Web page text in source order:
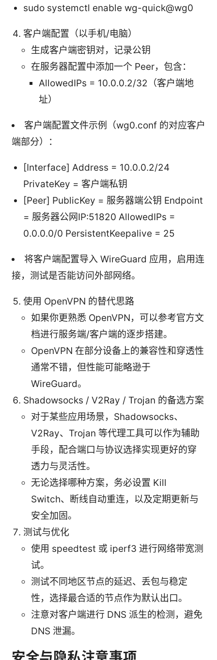
sudo systemctl enable wg-quick@wg0
客户端配置（以手机/电脑）
生成客户端密钥对，记录公钥
在服务器配置中添加一个 Peer，包含：
AllowedIPs = 10.0.0.2/32（客户端地
址）
客户端配置文件示例（wg0.conf 的对应客户
端部分）：
[Interface] Address = 10.0.0.2/24
PrivateKey = 客户端私钥
[Peer] PublicKey = 服务器端公钥 Endpoint
= 服务器公网IP:51820 AllowedIPs =
0.0.0.0/0 PersistentKeepalive = 25
将客户端配置导入 WireGuard 应用，启用连
接，测试是否能访问外部网络。
使用 OpenVPN 的替代思路
如果你更熟悉 OpenVPN，可以参考官方文
档进行服务端/客户端的逐步搭建。
OpenVPN 在部分设备上的兼容性和穿透性
通常不错，但性能可能略逊于
WireGuard。
Shadowsocks / V2Ray / Trojan 的备选方案
对于某些应用场景，Shadowsocks、
V2Ray、Trojan 等代理工具可以作为辅助
手段，配合端口与协议选择实现更好的穿
透力与灵活性。
无论选择哪种方案，务必设置 Kill
Switch、断线自动重连，以及定期更新与
安全加固。
测试与优化
使用 speedtest 或 iperf3 进行网络带宽测
试。
测试不同地区节点的延迟、丢包与稳定
性，选择最合适的节点作为默认出口。
注意对客户端进行 DNS 派生的检测，避免
DNS 泄漏。